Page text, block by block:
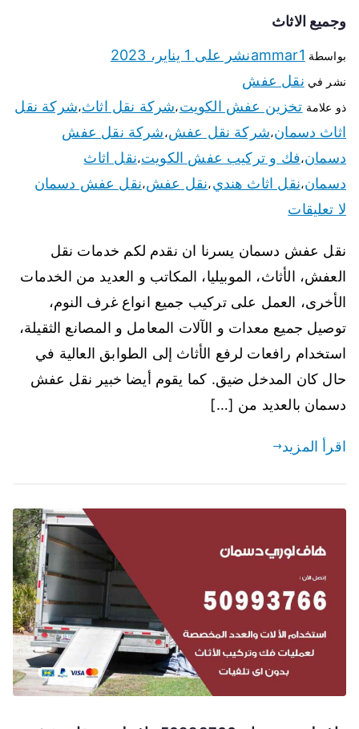
وجميع الاثاث
بواسطة ammar1نشر على 1 يناير، 2023
نشر في نقل عفش
ذو علامة تخزين عفش الكويت،شركة نقل اثاث،شركة نقل
اثاث دسمان،شركة نقل عفش،شركة نقل عفش
دسمان،فك و تركيب عفش الكويت،نقل اثاث
دسمان،نقل اثاث هندي،نقل عفش،نقل عفش دسمان
لا تعليقات
نقل عفش دسمان يسرنا ان نقدم لكم خدمات نقل
العفش، الأثاث، الموبيليا، المكاتب و العديد من الخدمات
الأخرى، العمل على تركيب جميع انواع غرف النوم،
توصيل جميع معدات و الآلات المعامل و المصانع الثقيلة،
استخدام رافعات لرفع الأثاث إلى الطوابق العالية في
حال كان المدخل ضيق. كما يقوم أيضا خبير نقل عفش
دسمان بالعديد من […]
اقرأ المزيد